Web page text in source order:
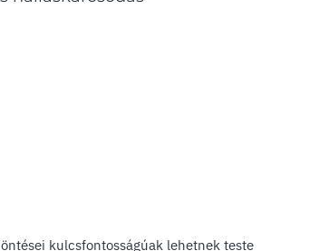
kulcsfontosságúak lehetnek teste